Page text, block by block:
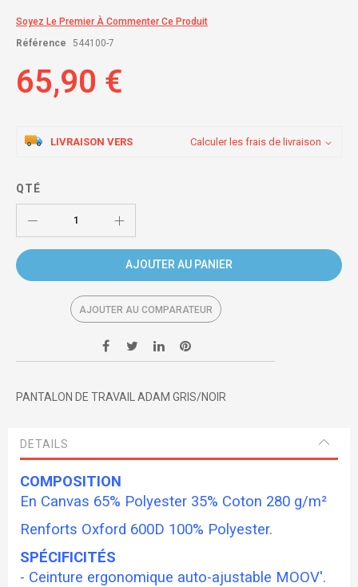
of
images
Soyez Le Premier À Commenter Ce Produit
Référence
544100-7
65,90 €
LIVRAISON VERS Calculer les frais de livraison
QTÉ
AJOUTER AU PANIER
AJOUTER AU COMPARATEUR
PANTALON DE TRAVAIL ADAM GRIS/NOIR
DETAILS
COMPOSITION
En Canvas 65% Polyester 35% Coton 280 g/m²
Renforts Oxford 600D 100% Polyester.
SPÉCIFICITÉS
- Ceinture ergonomique auto-ajustable MOOV'.